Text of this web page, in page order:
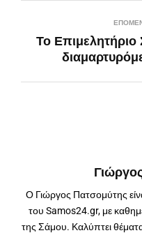
Το
Ο Γιώργος Πατσομύτης
του Samos24.gr, με
της Σάμου. Καλύπτει